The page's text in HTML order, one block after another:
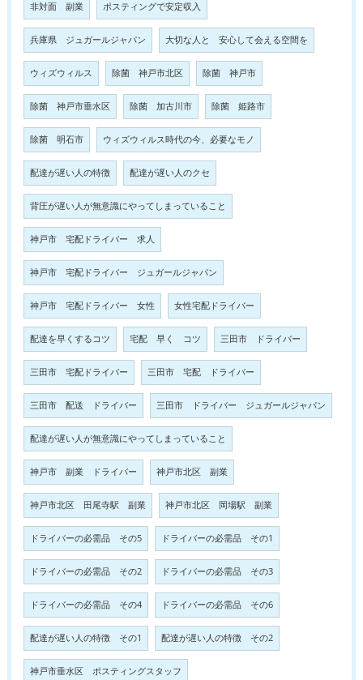
非対面 副業 ポスティングで安定収入
兵庫県 ジュガールジャパン 大切な人と 安心して会える空間を
ウィズウィルス 除菌 神戸市北区 除菌 神戸市
除菌 神戸市垂水区 除菌 加古川市 除菌 姫路市
除菌 明石市 ウィズウィルス時代の今、必要なモノ
配達が遅い人の特徴 配達が遅い人のクセ
背圧が遅い人が無意識にやってしまっていること
神戸市 宅配ドライバー 求人
神戸市 宅配ドライバー ジュガールジャパン
神戸市 宅配ドライバー 女性 女性宅配ドライバー
配達を早くするコツ 宅配 早く コツ 三田市 ドライバー
三田市 宅配ドライバー 三田市 宅配 ドライバー
三田市 配送 ドライバー 三田市 ドライバー ジュガールジャパン
配達が遅い人が無意識にやってしまっていること
神戸市 副業 ドライバー 神戸市北区 副業
神戸市北区 田尾寺駅 副業 神戸市北区 岡場駅 副業
ドライバーの必需品 その5 ドライバーの必需品 その1
ドライバーの必需品 その2 ドライバーの必需品 その3
ドライバーの必需品 その4 ドライバーの必需品 その6
配達が遅い人の特徴 その1 配達が遅い人の特徴 その2
神戸市垂水区 ポスティングスタッフ